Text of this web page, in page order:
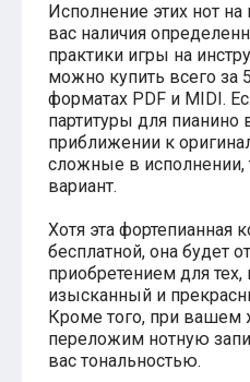
Брат-2
Властелин колец: Братство
Гордость и предубеждение
Классическая музыка
Времена года - Вивальди
Времена года - Чайковский
Сонаты Бетховена
Ноты для вальса
Король лев
Холодное сердце
Красавица и чудовище
из мультфильмов Disney
Моана (Disney)
Ноты из аниме
Ходячий замок Хаула
Исполнение этих нот на
вас наличия
практики игры на
можно купить всего за
форматах PDF и MIDI.
партитуры для пианино
приближении к
сложные в исполнении,
вариант.
Хотя эта фортепианная
бесплатной, она будет
приобретением для тех,
изысканный и
Кроме того, при
переложим нотную
вас тональностью.